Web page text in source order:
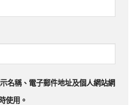
名稱、電子郵件地址及個人網站網
使用。